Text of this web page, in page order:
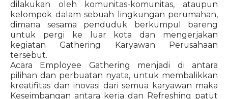
dilakukan oleh komunitas-komunitas, ataupun
kelompok dalam sebuah lingkungan perumahan,
dimana sesama penduduk berkumpul bareng
untuk pergi ke luar kota dan mengerjakan
kegiatan Gathering Karyawan Perusahaan
tersebut.
Acara Employee Gathering menjadi di antara
pilihan dan perbuatan nyata, untuk membalikkan
kreatifitas dan inovasi dari semua karyawan maka
Keseimbangan antara kerja dan Refreshing patut